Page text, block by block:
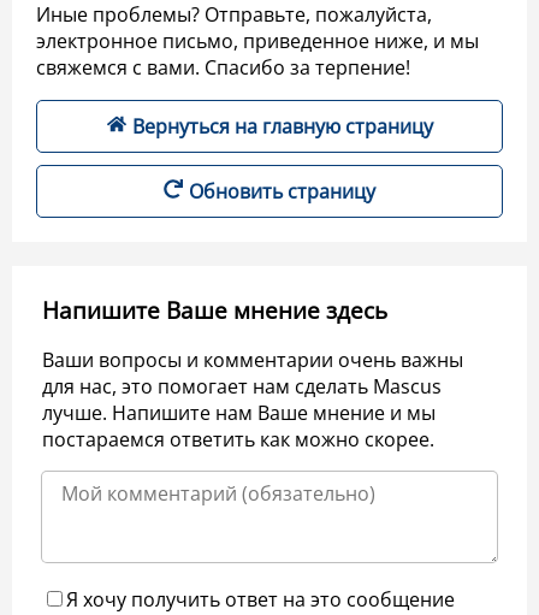
Иные проблемы? Отправьте, пожалуйста,
электронное письмо, приведенное ниже, и мы
свяжемся с вами. Спасибо за терпение!
Вернуться на главную страницу
Обновить страницу
Напишите Ваше мнение здесь
Ваши вопросы и комментарии очень важны
для нас, это помогает нам сделать Mascus
лучше. Напишите нам Ваше мнение и мы
постараемся ответить как можно скорее.
Я хочу получить ответ на это сообщение